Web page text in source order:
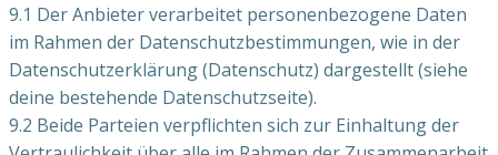
9.1 Der Anbieter verarbeitet personenbezogene Daten
im Rahmen der Datenschutzbestimmungen, wie in der
Datenschutz­erklärung (Datenschutz) dargestellt (siehe
deine bestehende Datenschutzseite).
9.2 Beide Parteien verpflichten sich zur Einhaltung der